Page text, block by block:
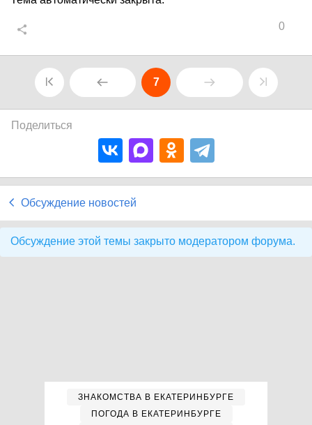
0
7
Поделиться
Обсуждение новостей
Обсуждение этой темы закрыто модератором форума.
ЗНАКОМСТВА В ЕКАТЕРИНБУРГЕ
ПОГОДА В ЕКАТЕРИНБУРГЕ